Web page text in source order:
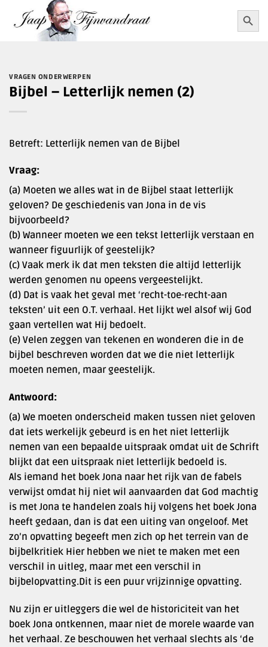
naar
Zoek
naar:
VRAGEN ONDERWERPEN
Bijbel – Letterlijk nemen (2)
Betreft: Letterlijk nemen van de Bijbel
Vraag:
(a) Moeten we alles wat in de Bijbel staat letterlijk
geloven? De geschiedenis van Jona in de vis
bijvoorbeeld?
(b) Wanneer moeten we een tekst letterlijk verstaan en
wanneer figuurlijk of geestelijk?
(c) Vaak merk ik dat men teksten die altijd letterlijk
werden genomen nu opeens vergeestelijkt.
(d) Dat is vaak het geval met ‘recht-toe-recht-aan
teksten’ uit een O.T. verhaal. Het lijkt wel alsof wij God
gaan vertellen wat Hij bedoelt.
(e) Velen zeggen van tekenen en wonderen die in de
bijbel beschreven worden dat we die niet letterlijk
moeten nemen, maar geestelijk.
Antwoord:
(a) We moeten onderscheid maken tussen niet geloven
dat iets werkelijk gebeurd is en het niet letterlijk
nemen van een bepaalde uitspraak omdat uit de Schrift
blijkt dat een uitspraak niet letterlijk bedoeld is.
Als iemand het boek Jona naar het rijk van de fabels
verwijst omdat hij niet wil aanvaarden dat God machtig
is met Jona te handelen zoals hij volgens het boek Jona
heeft gedaan, dan is dat een uiting van ongeloof. Met
zo’n opvatting begeeft men zich op het terrein van de
bijbelkritiek Hier hebben we niet te maken met een
verschil in uitleg, maar met een verschil in
bijbelopvatting.Dit is een puur vrijzinnige opvatting.
Nu zijn er uitleggers die wel de historiciteit van het
boek Jona ontkennen, maar niet de morele waarde van
het verhaal. Ze beschouwen het verhaal slechts als ‘de